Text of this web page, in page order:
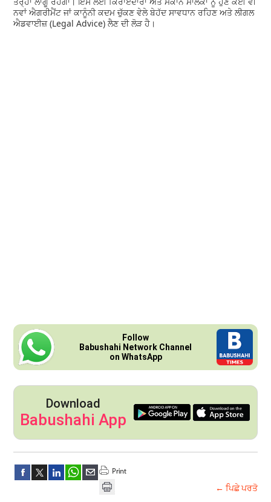
ਨਵਾਂ ਐਗਰੀਮੈਂਟ ਜਾਂ ਕਾਨੂੰਨੀ ਕਦਮ ਚੁੱਕਣ ਵੇਲੇ ਬੇਹੱਦ ਸਾਵਧਾਨ ਰਹਿਣ ਅਤੇ ਲੀਗਲ
ਐਡਵਾਈਜ਼ (Legal Advice) ਲੈਣ ਦੀ ਲੋੜ ਹੈ।
Follow
Babushahi Network Channel
on WhatsApp
Download
Babushahi App
← ਪਿਛੇ ਪਰਤੋ